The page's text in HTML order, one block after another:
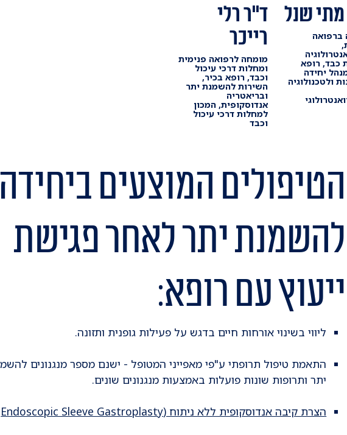
שנל
ברפואה
כבד, רופא
יחידה
ולטכנולוגיה
ד"ר רלי
רייכר
מומחה לרפואה פנימית
ומחלות דרכי עיכול
וכבד, רופא בכיר,
השירות להשמנת יתר
ובריאטריה
אנדוסקופית, המכון
למחלות דרכי עיכול
וכבד
הטיפולים המוצעים
להשמנת יתר לאחר פגישת
ייעוץ עם רופא:
ליווי בשינוי אורחות חיים בדגש על פעילות גופנית ותזונה.
התאמת טיפול תרופתי ע"פי מאפייני המטופל - ישנם מספר מנגנונים
יתר ותרופות שונות פועלות באמצעות מנגנונים שונים.
הצרת קיבה אנדוסקופית ללא ניתוח (Endoscopic Sleeve Gastroplasty)